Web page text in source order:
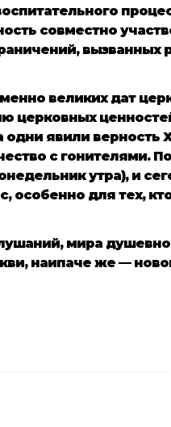
совместно
вызванных
великих дат
церковных
явили верность
с гонителями.
утра), и
для тех,
мира
наипаче же —